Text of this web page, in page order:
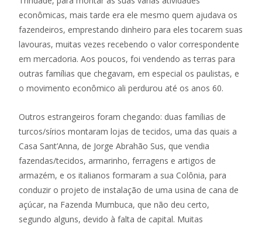
econômicas, mais tarde era ele mesmo quem ajudava os
fazendeiros, emprestando dinheiro para eles tocarem suas
lavouras, muitas vezes recebendo o valor correspondente
em mercadoria. Aos poucos, foi vendendo as terras para
outras famílias que chegavam, em especial os paulistas, e
o movimento econômico ali perdurou até os anos 60.
Outros estrangeiros foram chegando: duas famílias de
turcos/sírios montaram lojas de tecidos, uma das quais a
Casa Sant’Anna, de Jorge Abrahão Sus, que vendia
fazendas/tecidos, armarinho, ferragens e artigos de
armazém, e os italianos formaram a sua Colônia, para
conduzir o projeto de instalação de uma usina de cana de
açúcar, na Fazenda Mumbuca, que não deu certo,
segundo alguns, devido à falta de capital. Muitas